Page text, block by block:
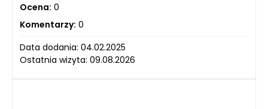
Ocena: 0
Komentarzy: 0
Data dodania: 04.02.2025
Ostatnia wizyta: 09.08.2026